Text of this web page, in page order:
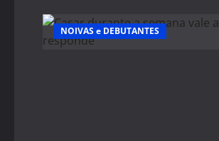
NOIVAS e DEBUTANTES